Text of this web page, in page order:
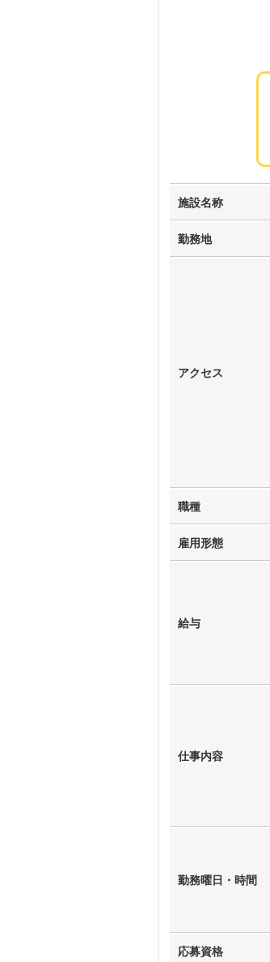
施設名称
勤務地
アクセス
職種
雇用形態
給与
仕事内容
勤務曜日・時間
応募資格